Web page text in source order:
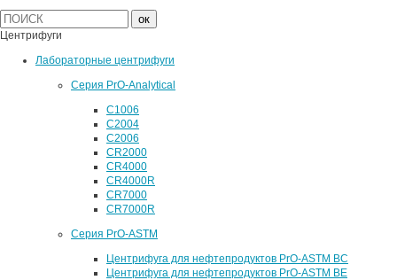
Центрифуги
Лабораторные центрифуги
Серия PrO-Analytical
C1006
C2004
C2006
CR2000
CR4000
CR4000R
CR7000
CR7000R
Серия PrO-ASTM
Центрифуга для нефтепродуктов PrO-ASTM BC
Центрифуга для нефтепродуктов PrO-ASTM BE